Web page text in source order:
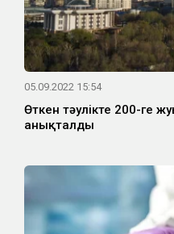
05.09.2022 15:54
Өткен тәулікте 200-ге
анықталды